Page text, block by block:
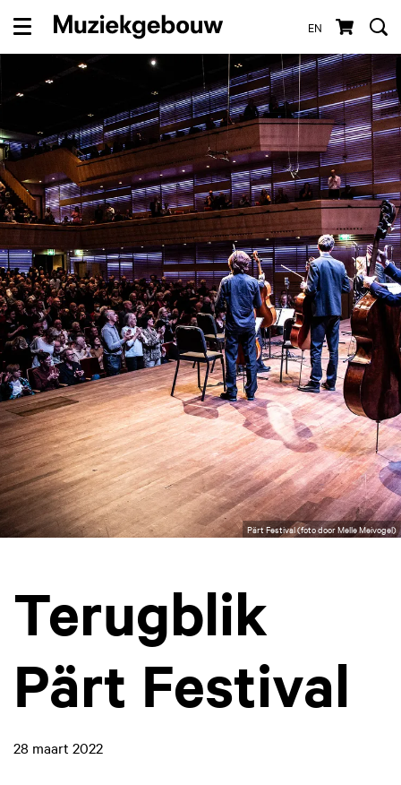
EN
Menu
Pärt Festival (foto door Melle Meivogel)
Terugblik
Pärt Festival
28 maart 2022